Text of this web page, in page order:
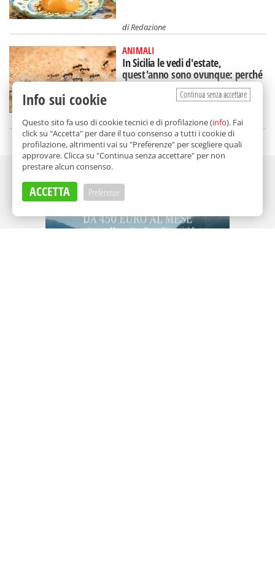
diRedazione
ANIMALI
In Sicilia le vedi d'estate,
quest'anno sono ovunque: perché
ci sono più formiche
diAurelio Sanguinetti
Continua senza accettare
Info sui cookie
Questo sito fa uso di cookie tecnici e di profilazione (info). Fai
click su "Accetta" per dare il tuo consenso a tutti i cookie di
profilazione, altrimenti vai su "Preferenze" per scegliere quali
approvare. Clicca su "Continua senza accettare" per non
prestare alcun consenso.
ACCETTA Preferenze